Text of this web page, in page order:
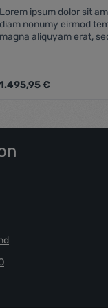
ein
Lorem ipsum dolor sit
diam nonumy eirmod
magna aliquyam erat,
sed diam nonumy
Regulärer Preis:
1.495,95 €
Produkt